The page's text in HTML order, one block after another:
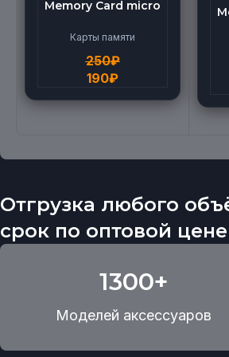
Memory Card micro
Speed (4G)
Карты памяти
250₽
190₽
Отгрузка любого
срок по оптовой цене
1300+
Моделей аксессуаров